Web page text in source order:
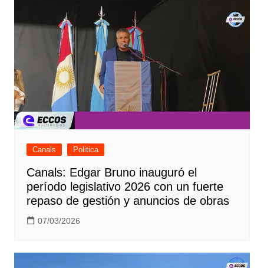
Canals Politica
Canals: Edgar Bruno inauguró el
período legislativo 2026 con un fuerte
repaso de gestión y anuncios de obras
07/03/2026